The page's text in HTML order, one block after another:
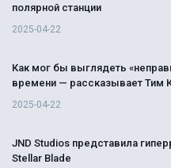
полярной станции
2025-04-22
Как мог бы выглядеть
времени — рассказывает Тим
2025-04-22
JND Studios представила
Stellar Blade